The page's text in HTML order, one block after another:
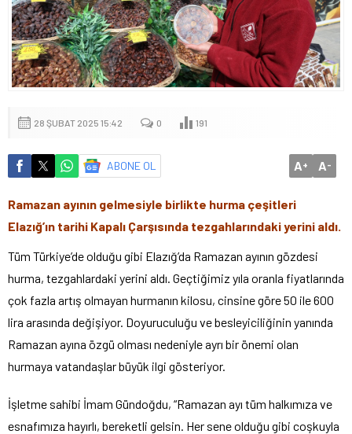
28 ŞUBAT 2025 15:42 0 191
ABONE OL A+ A-
Ramazan ayının gelmesiyle birlikte hurma çeşitleri
Elazığ’ın tarihi Kapalı Çarşısında tezgahlarındaki yerini aldı.
Tüm Türkiye’de olduğu gibi Elazığ’da Ramazan ayının gözdesi
hurma, tezgahlardaki yerini aldı. Geçtiğimiz yıla oranla fiyatlarında
çok fazla artış olmayan hurmanın kilosu, cinsine göre 50 ile 600
lira arasında değişiyor. Doyuruculuğu ve besleyiciliğinin yanında
Ramazan ayına özgü olması nedeniyle ayrı bir önemi olan
hurmaya vatandaşlar büyük ilgi gösteriyor.
İşletme sahibi İmam Gündoğdu, “Ramazan ayı tüm halkımıza ve
esnafımıza hayırlı, bereketli gelsin. Her sene olduğu gibi coşkuyla